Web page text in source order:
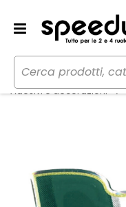
Home Auto
Adesivi e decorazioni